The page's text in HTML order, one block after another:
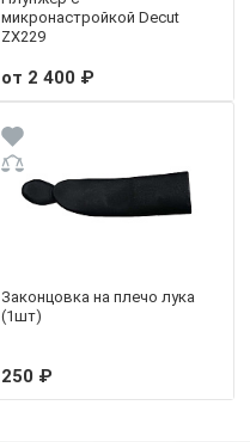
микронастройкой Decut
ZX229
от 2 400 ₽
Законцовка на плечо лука
(1шт)
250 ₽